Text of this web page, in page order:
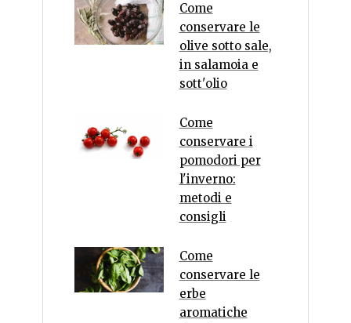
Come
conservare le
olive sotto sale,
in salamoia e
sott'olio
Come
conservare i
pomodori per
l'inverno:
metodi e
consigli
Come
conservare le
erbe
aromatiche